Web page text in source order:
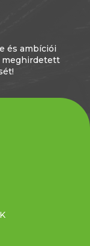
és ambíciói
meghirdetett